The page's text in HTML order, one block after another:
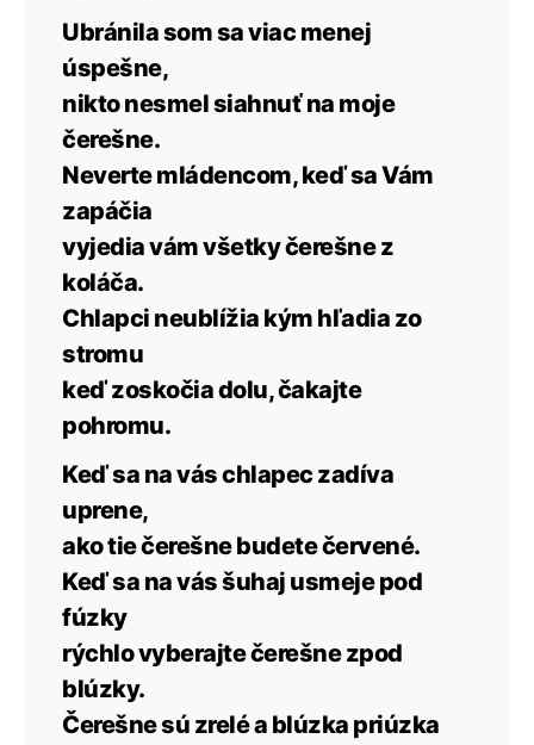
Ubránila som sa viac menej
úspešne,
nikto nesmel siahnuť na moje
čerešne.
Neverte mládencom, keď sa Vám
zapáčia
vyjedia vám všetky čerešne z
koláča.
Chlapci neublížia kým hľadia zo
stromu
keď zoskočia dolu, čakajte
pohromu.
Keď sa na vás chlapec zadíva
uprene,
ako tie čerešne budete červené.
Keď sa na vás šuhaj usmeje pod
fúzky
rýchlo vyberajte čerešne zpod
blúzky.
Čerešne sú zrelé a blúzka priúzka